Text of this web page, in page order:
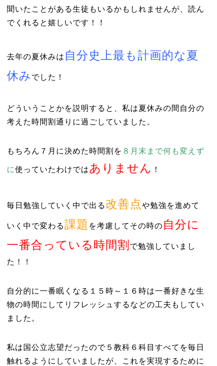
聞いたことがある生徒もいるかもしれませんが、読ん
でくれると嬉しいです！！
去年の夏休みは 自分史上最も計画的な夏
休み でした！
どういうことかを説明すると、私は夏休みの間自分の
考えた時間割通りに過ごしていました。
もちろん７月に決めた時間割を ８月末まで何も変えず
に使っていたわけではありません ！
毎日勉強していく中で出る 改善点や勉強を進めて
いく中で変わる課題 を考慮してその時の 自分に
一番合っている時間割 で勉強していまし
た！！
自分的に一番眠くなる１５時～１６時は一番好きな生
物の時間にしてリフレッシュするなどの工夫もしてい
ました。
私は国公立志望だったので５教科６科目すべてを毎日
触れるようにしていましたが、これを実現するために